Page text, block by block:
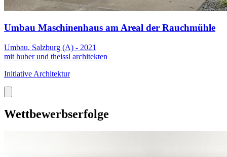
Umbau Maschinenhaus am Areal der Rauchmühle
Umbau, Salzburg (A) - 2021
mit huber und theissl architekten
Initiative Architektur
Wettbewerbserfolge